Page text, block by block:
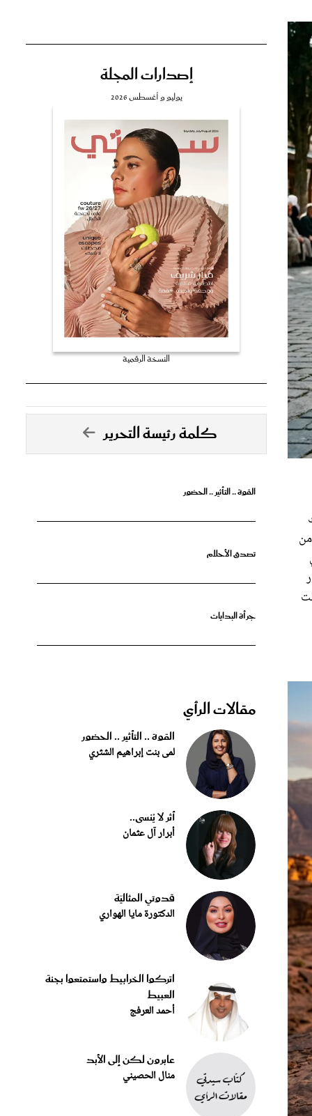
إصدارات المجلة
النسخة الرقمية
كلمة رئيسة التحرير
القوة .. التأثير .. الحضور
جرأة البدايات
مقالات الرأي
القوة .. التأثير .. الحضور
لمى بنت إبراهيم الشثري
أثر لا يُنسى..
أبرار آل عثمان
قدوتي المثاليّة
الدكتورة مايا الهواري
اتركوا الخرابيط واستمتعوا بجنة
العبيط
أحمد العرفج
عابرون لكن إلى الأبد
منال الحصيني